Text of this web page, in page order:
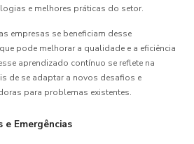
e melhores práticas do setor.
empresas se beneficiam desse
pode melhorar a qualidade e a eficiência
aprendizado contínuo se reflete na
de se adaptar a novos desafios e
para problemas existentes.
e Emergências